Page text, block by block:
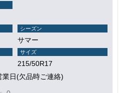
シーズン
サマー
サイズ
215/50R17
日(欠品時ご連絡)